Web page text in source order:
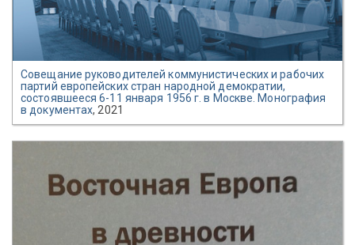
Совещание руководителей коммунистических и рабочих
партий европейских стран народной демократии,
состоявшееся 6-11 января 1956 г. в Москве. Монография
в документах, 2021